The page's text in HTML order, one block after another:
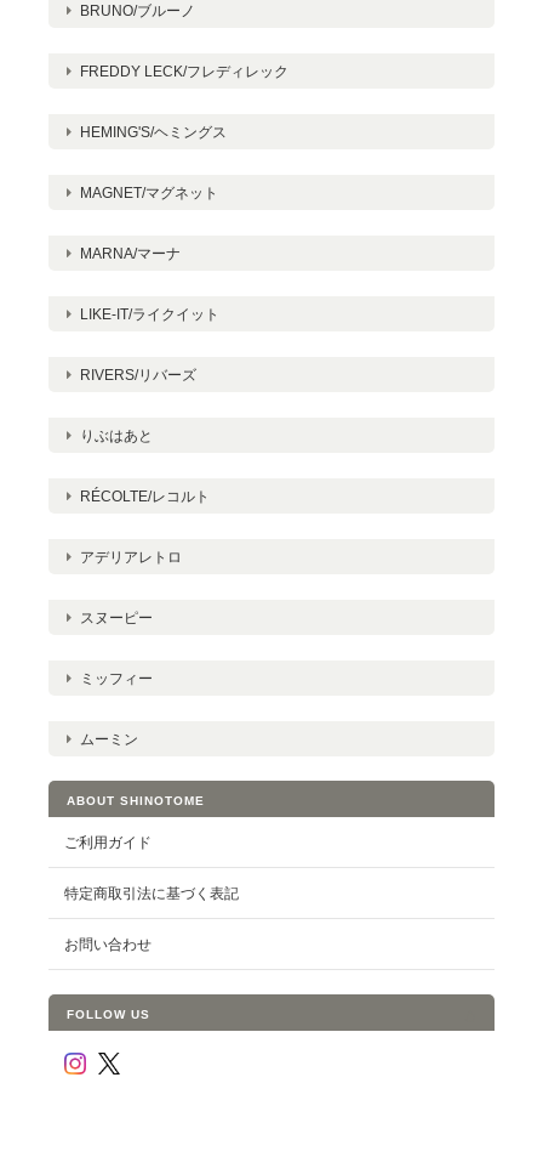
BRUNO/ブルーノ
FREDDY LECK/フレディレック
HEMING'S/ヘミングス
MAGNET/マグネット
MARNA/マーナ
LIKE-IT/ライクイット
RIVERS/リバーズ
りぶはあと
RÉCOLTE/レコルト
アデリアレトロ
スヌーピー
ミッフィー
ムーミン
ABOUT SHINOTOME
ご利用ガイド
特定商取引法に基づく表記
お問い合わせ
FOLLOW US